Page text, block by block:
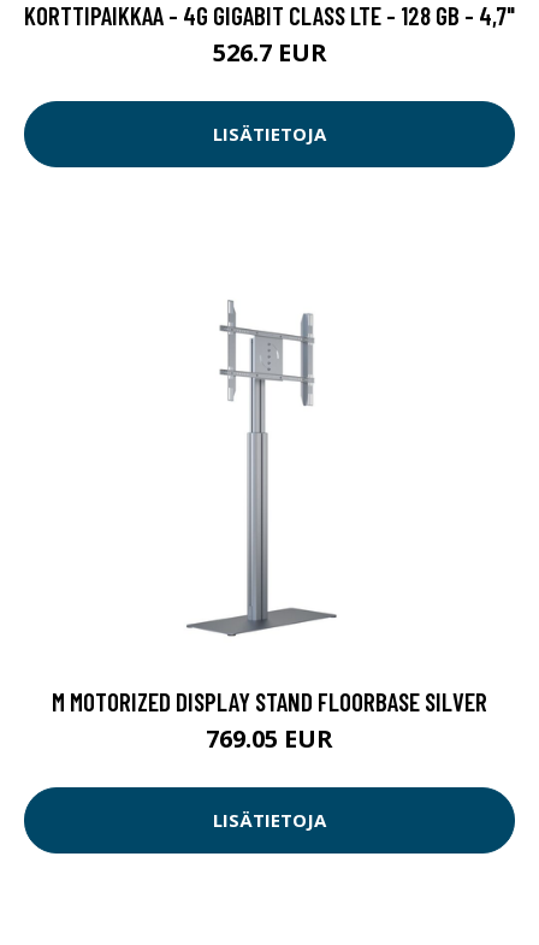
KORTTIPAIKKAA - 4G GIGABIT CLASS LTE - 128 GB - 4,7"
526.7 EUR
LISÄTIETOJA
M MOTORIZED DISPLAY STAND FLOORBASE SILVER
769.05 EUR
LISÄTIETOJA